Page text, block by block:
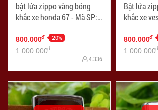
bật lửa zippo vàng bóng
khắc xe honda 67 - Mã SP:
ZPC1420
800.000đ -20%
1.000.000đ
4.336
Bật lửa
khắc xe vespa -
ZPC1421
800.000đ
1.000.000đ